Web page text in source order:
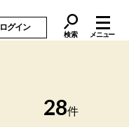
ログイン
検索 メニュー
28件